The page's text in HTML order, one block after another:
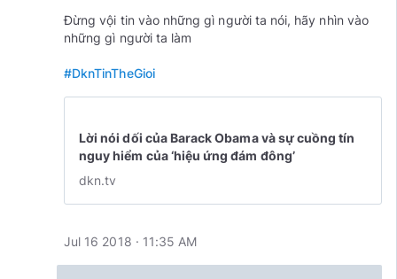
Đừng vội tin vào những gì người ta nói, hãy nhìn vào
những gì người ta làm
#DknTinTheGioi
Lời nói dối của Barack Obama và sự cuồng tín
nguy hiểm của ‘hiệu ứng đám đông’
dkn.tv
Jul 16 2018 · 11:35 AM